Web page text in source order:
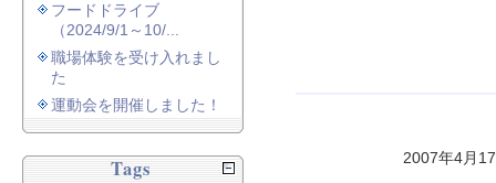
2007年4月
フードドライブ
（2024/9/1～10/...
職場体験を受け入れまし
た
運動会を開催しました！
Tags